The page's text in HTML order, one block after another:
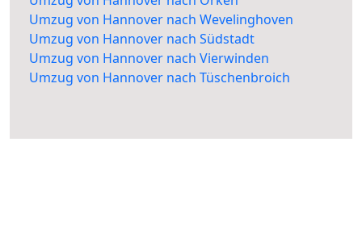
Umzug von Hannover nach Wevelinghoven
Umzug von Hannover nach Südstadt
Umzug von Hannover nach Vierwinden
Umzug von Hannover nach Tüschenbroich